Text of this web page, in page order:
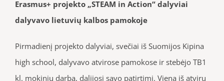
Erasmus+ projekto „STEAM in Action“ dalyviai
dalyvavo lietuvių kalbos pamokoje
Pirmadienį projekto dalyviai, svečiai iš Suomijos Kipina
high school, dalyvavo atvirose pamokose ir stebėjo TB1
kl. mokinių darbą, dalijosi savo patirtimi. Viena iš atvirų